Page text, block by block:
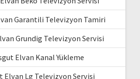
Garantili Televizyon Tamiri
Grundig Televizyon Servisi
Elvan Kanal Yükleme
Elvan Lg Televizyon Servisi